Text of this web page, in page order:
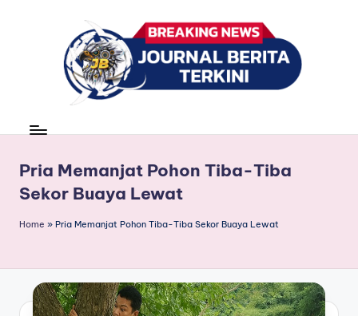
r
n
a
B
e
news
Pria Memanjat Pohon Tiba-Tiba
Sekor Buaya Lewat
Home » Pria Memanjat Pohon Tiba-Tiba Sekor Buaya Lewat